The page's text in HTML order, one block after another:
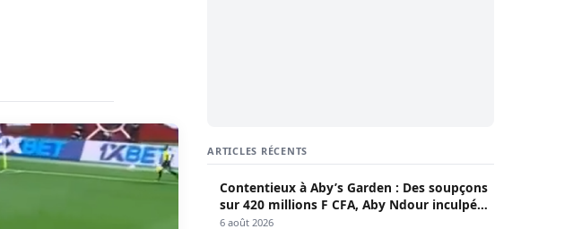
ARTICLES RÉCENTS
Contentieux à Aby’s Garden : Des soupçons
sur 420 millions F CFA, Aby Ndour inculpée
pour abus de biens sociaux
6 août 2026